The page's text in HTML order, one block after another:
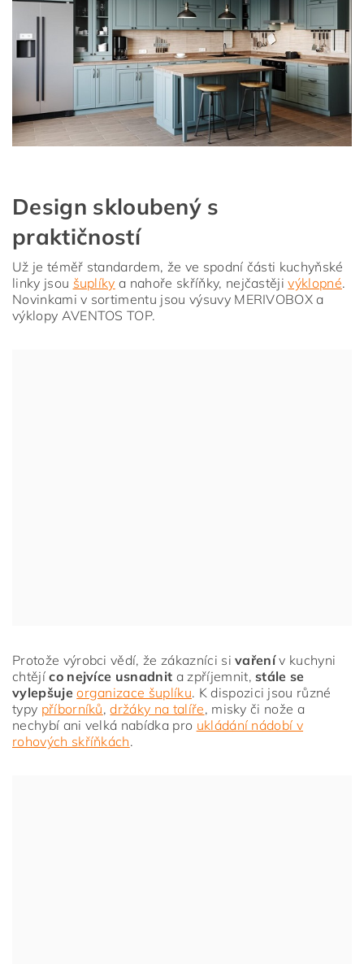
Design skloubený s
praktičností
Už je téměř standardem, že ve spodní části kuchyňské
linky jsou šuplíky a nahoře skříňky, nejčastějivýklopné.
Novinkami v sortimentu jsou výsuvy MERIVOBOX a
výklopy AVENTOS TOP.
Protože výrobci vědí, že zákazníci si vařenív kuchyni
chtějíco nejvíce usnadnit a zpříjemnit,stále se
vylepšuje organizace šuplíku. K dispozici jsou různé
typy příborníků,držáky na talíře, misky či nože a
nechybí ani velká nabídka pro ukládání nádobí v
rohových skříňkách.